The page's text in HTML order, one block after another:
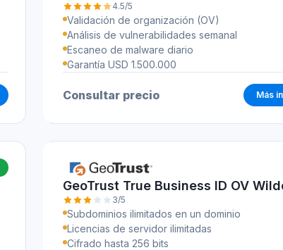
GeoTrust True Business ID OV
3/5
Subdominios ilimitados en un dominio
Licencias de servidor ilimitadas
Cifrado hasta 256 bits
4.5/5
Validación de organización (OV)
Análisis de vulnerabilidades semanal
Escaneo de malware diario
Garantía USD 1.500.000
Consultar precio Más